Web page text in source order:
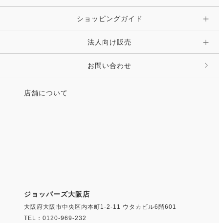
ショッピングガイド
法人向け販売
お問い合わせ
店舗について
ジョッパーズ大阪店
大阪府大阪市中央区内本町1-2-11 ウタカビル6階601
TEL：0120-969-232